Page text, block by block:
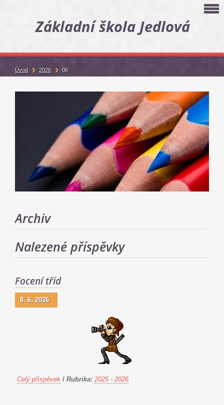
Základní škola Jedlová
Archiv
Nalezené příspěvky
Focení tříd
8. 6. 2026
Celý příspěvek / Rubrika: 2025 - 2026
Úvod 2026 06